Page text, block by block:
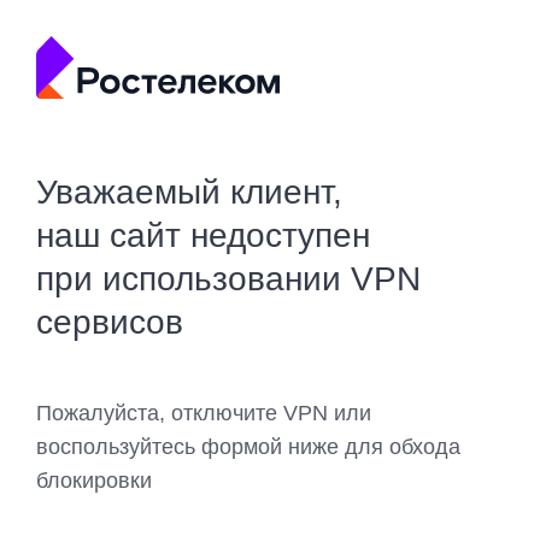
Уважаемый клиент,
наш сайт недоступен
при использовании VPN
сервисов
Пожалуйста, отключите VPN или
воспользуйтесь формой ниже для обхода
блокировки